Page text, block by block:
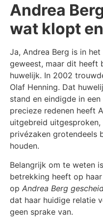
Andrea
wat klopt
Ja, Andrea Berg is in
geweest, maar dit heeft
huwelijk. In 2002
Olaf Henning. Dat
stand en eindigde in
precieze redenen heeft
uitgebreid
privézaken grotendeels
houden.
Belangrijk om te weten
betrekking heeft op
op Andrea Berg
dat haar huidige relatie
geen sprake van.